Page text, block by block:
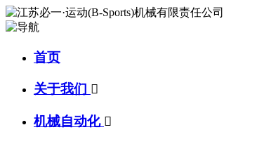
首页
关于我们 
机械自动化 